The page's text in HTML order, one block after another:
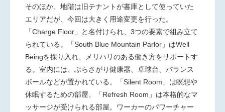
そのほか、地階は旧テナントが書庫として使っていた
エリアだが、今回は大きく用途変更を行った。
「Charge Floor」と名付けられ、3つの要素で組み立て
られている。「South Blue Mountain Parlor」はWell
Beingを採り入れ、メリハリのある働き方をサポートす
る。室内には、ぶらさがり健康器、卓球台、バランス
ボールなどが置かれている。「Silent Room」は瞑想や
休眠するための部屋、「Refresh Room」は本格的なマ
ッサージが受けられる部屋。ワーカーのパワーチャー